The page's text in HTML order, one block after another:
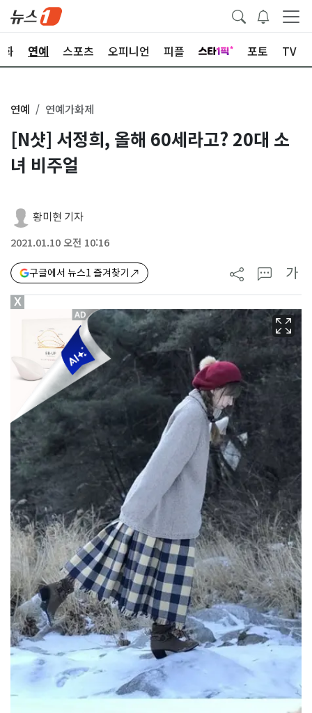
화 연예 스포츠 오피니언 피플 포토 TV
연예 연예가화제
[N샷] 서정희, 올해 60세라고? 20대 소
녀 비주얼
황미현 기자
2021.01.10 오전 10:16
구글에서 뉴스1 즐겨찾기 가
X